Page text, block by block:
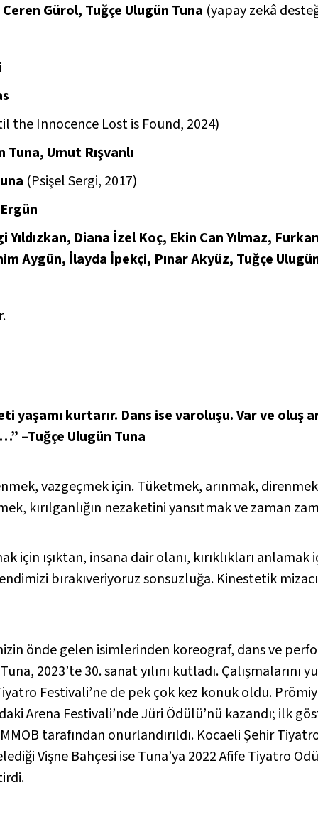
Gürol, Tuğçe Ulugün Tuna (yapay zekâ
the Innocence Lost is Found, 2024)
Tuna, Umut Rışvanlı
(Psişel Sergi, 2017)
Yıldızkan, Diana İzel Koç, Ekin Can Yılmaz,
Aygün, İlayda İpekçi, Pınar Akyüz, Tuğçe
yaşamı kurtarır. Dans ise varoluşu. Var ve oluş
–Tuğçe Ulugün Tuna
vazgeçmek için. Tüketmek, arınmak,
kırılganlığın nezaketini yansıtmak ve zaman
için ışıktan, insana dair olanı, kırıklıkları
bırakıveriyoruz sonsuzluğa. Kinestetik
önde gelen isimlerinden koreograf, dans ve
2023’te 30. sanat yılını kutladı. Çalışmalarını
Festivali’ne de pek çok kez konuk oldu.
Arena Festivali’nde Jüri Ödülü’nü kazandı; ilk
tarafından onurlandırıldı. Kocaeli Şehir
Vişne Bahçesi ise Tuna’ya 2022 Afife Tiyatro